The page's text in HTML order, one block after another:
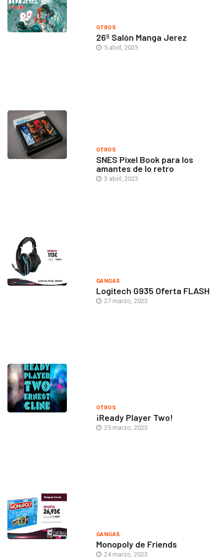
OTROS
26º Salón Manga Jerez
5 abril, 2023
OTROS
SNES Pixel Book para los
amantes de lo retro
3 abril, 2023
GANGAS
Logitech G935 Oferta FLASH
27 marzo, 2023
OTROS
¡Ready Player Two!
25 marzo, 2023
GANGAS
Monopoly de Friends
24 marzo, 2023